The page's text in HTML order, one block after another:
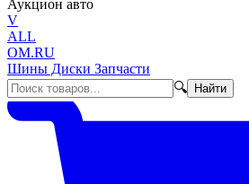
Аукцион авто
V
ALL
OM.RU
Шины Диски Запчасти
🔍
Найти